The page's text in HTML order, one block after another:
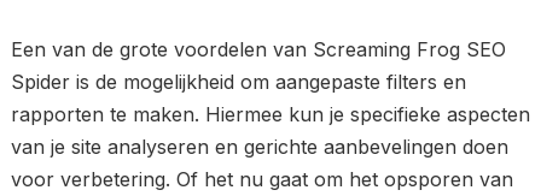
Een van de grote voordelen van Screaming Frog SEO
Spider is de mogelijkheid om aangepaste filters en
rapporten te maken. Hiermee kun je specifieke aspecten
van je site analyseren en gerichte aanbevelingen doen
voor verbetering. Of het nu gaat om het opsporen van